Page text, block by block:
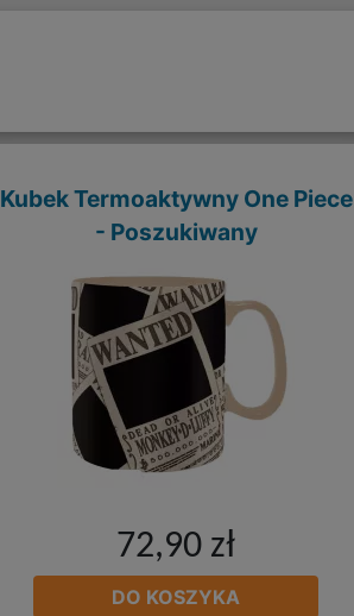
Kubek Termoaktywny One Piece
- Poszukiwany
72,90 zł
DO KOSZYKA